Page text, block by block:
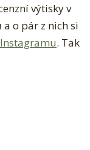
výtisky v
o pár z nich si
Instagramu. Tak